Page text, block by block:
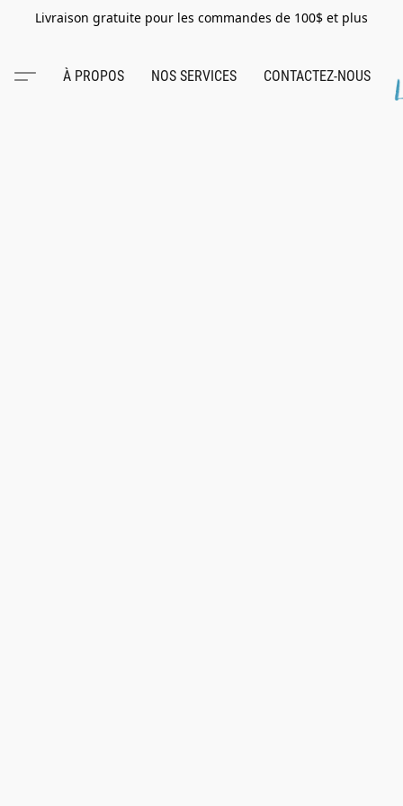
Livraison gratuite pour les commandes de 100$ et plus
À PROPOS NOS SERVICES CONTACTEZ-NOUS